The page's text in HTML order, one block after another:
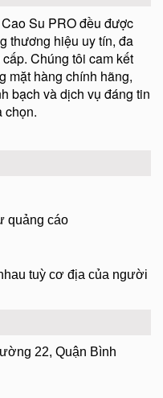
Su PRO đều được
thương hiệu uy tín, đa
Chúng tôi cam kết
mặt hàng chính hãng,
bạch và dịch vụ đáng tin
chọn.
quảng cáo
tuỳ cơ địa của người
22, Quận Bình